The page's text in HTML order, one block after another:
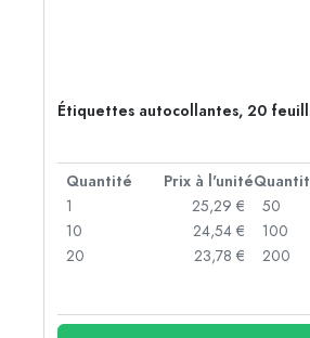
Étiquettes autocollantes, 20
Quantité Prix à l'unité
1
25,29 €
10
24,54 €
20
23,78 €
50
100
200